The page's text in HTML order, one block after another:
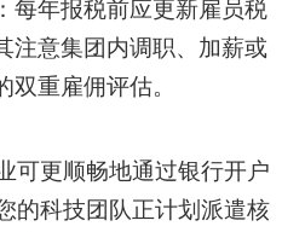
每年报税前应更新雇员税
注意集团内调职、加薪或
双重雇佣评估。
可更顺畅地通过银行开户
的科技团队正计划派遣核